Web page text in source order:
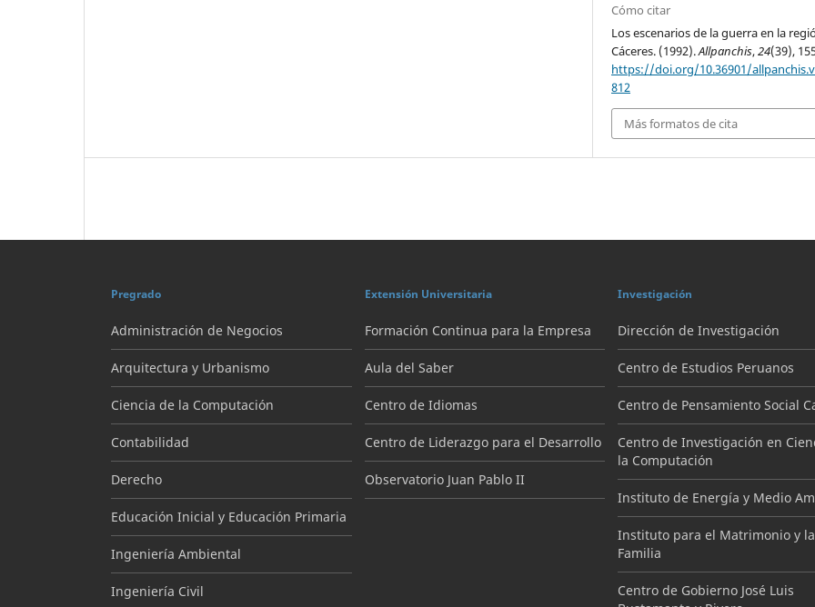
Cómo citar
Los escenarios de la guerra en la
Cáceres. (1992).Allpanchis,24(39),
https://doi.org/10.36901/
812
Más formatos de cita
Pregrado
Administración de Negocios
Arquitectura y Urbanismo
Ciencia de la Computación
Contabilidad
Derecho
Educación Inicial y Educación Primaria
Ingeniería Ambiental
Ingeniería Civil
Extensión Universitaria
Formación Continua para la Empresa
Aula del Saber
Centro de Idiomas
Centro de Liderazgo para el Desarrollo
Observatorio Juan Pablo II
Investigación
Dirección de Investigación
Centro de Estudios Peruanos
Centro de Pensamiento Social
Centro de Investigación en
la Computación
Instituto de Energía y Medio
Instituto para el Matrimonio y la
Familia
Centro de Gobierno José Luis